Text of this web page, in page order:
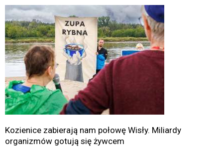
Kozienice zabierają nam połowę Wisły. Miliardy
organizmów gotują się żywcem